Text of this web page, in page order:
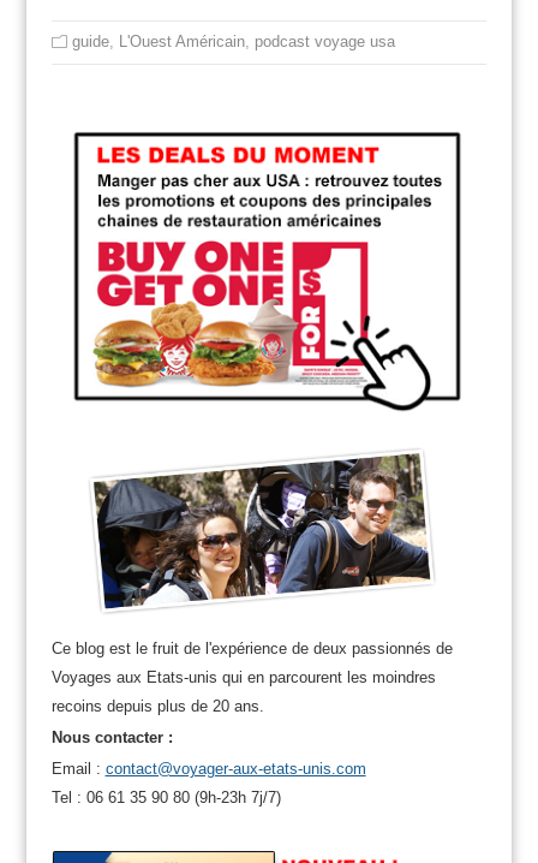
guide, L'Ouest Américain, podcast voyage usa
Ce blog est le fruit de l'expérience de deux passionnés de
Voyages aux Etats-unis qui en parcourent les moindres
recoins depuis plus de 20 ans.
Nous contacter :
Email : contact@voyager-aux-etats-unis.com
Tel : 06 61 35 90 80 (9h-23h 7j/7)